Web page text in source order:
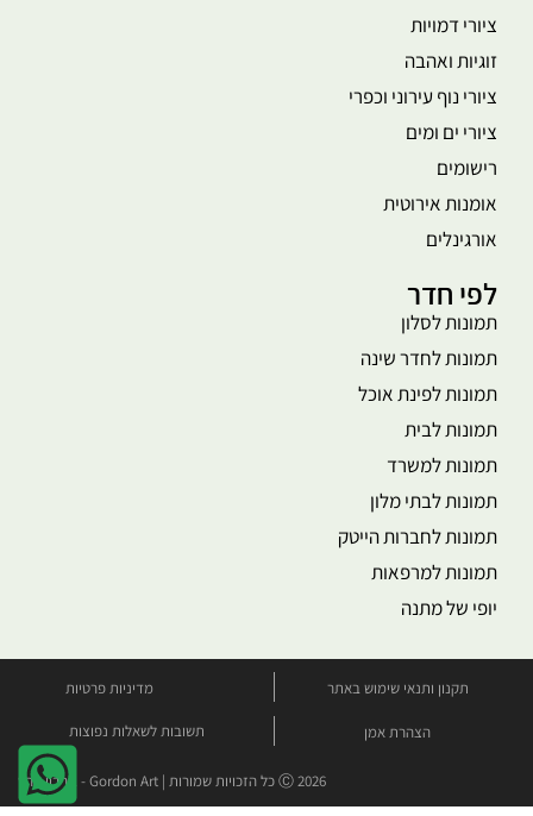
ציורי דמויות
זוגיות ואהבה
ציורי נוף עירוני וכפרי
ציורי ים ומים
רישומים
אומנות אירוטית
אורגינלים
לפי חדר
תמונות לסלון
תמונות לחדר שינה
תמונות לפינת אוכל
תמונות לבית
תמונות למשרד
תמונות לבתי מלון
תמונות לחברות הייטק
תמונות למרפאות
יופי של מתנה
תקנון ותנאי שימוש באתר מדיניות פרטיות
הצהרת אמן תשובות לשאלות נפוצות
Ⓒ 2026 כל הזכויות שמורות | Gordon Art - גורדון ארט